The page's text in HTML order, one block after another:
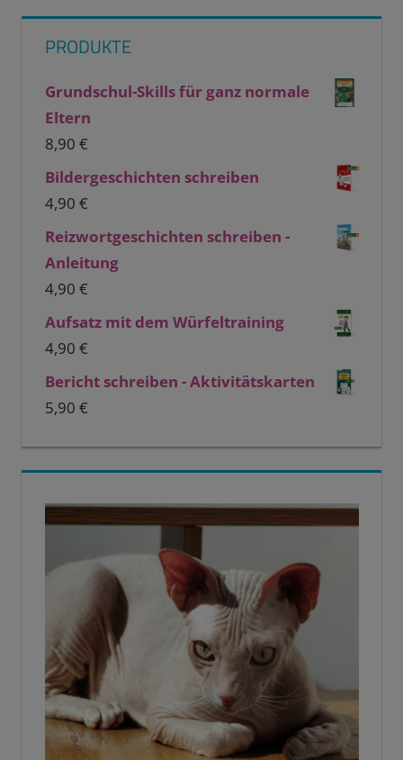
PRODUKTE
Grundschul-Skills für ganz normale
Eltern
8,90 €
Bildergeschichten schreiben
4,90 €
Reizwortgeschichten schreiben -
Anleitung
4,90 €
Aufsatz mit dem Würfeltraining
4,90 €
Bericht schreiben - Aktivitätskarten
5,90 €